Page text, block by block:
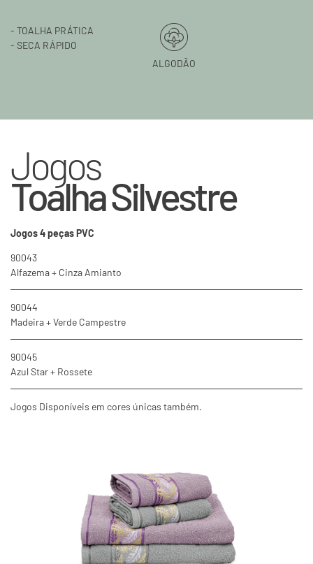
- TOALHA PRÁTICA
- SECA RÁPIDO
ALGODÃO
Jogos
Toalha Silvestre
Jogos 4 peças PVC
90043
Alfazema + Cinza Amianto
90044
Madeira + Verde Campestre
90045
Azul Star + Rossete
Jogos Disponíveis em cores únicas também.